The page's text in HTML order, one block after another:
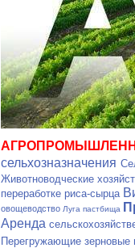
сельхозназначения
Животноводческие
переработке риса-сырца
овощеводство Луга пастбища
Аренда
Перегружающие зерновые